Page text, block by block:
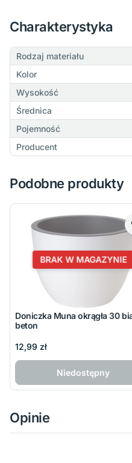
Charakterystyka
Rodzaj materiału
Kolor
Wysokość
Średnica
Pojemność
Producent
Podobne produkty
BRAK W MAGAZYNIE
Doniczka Muna okrągła 30
beton
12,99 zł
Niedostępny
Opinie